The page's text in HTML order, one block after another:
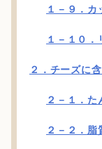
１－９．
１－１０
２．チーズに
２－１．た
２－２．脂